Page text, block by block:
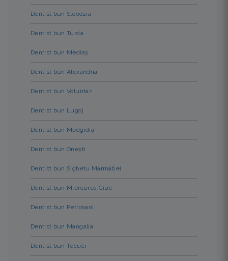
Dentist bun Slobozia
Dentist bun Turda
Dentist bun Mediaș
Dentist bun Alexandria
Dentist bun Voluntari
Dentist bun Lugoj
Dentist bun Medgidia
Dentist bun Onești
Dentist bun Sighetu Marmației
Dentist bun Miercurea Ciuc
Dentist bun Petroșani
Dentist bun Mangalia
Dentist bun Tecuci